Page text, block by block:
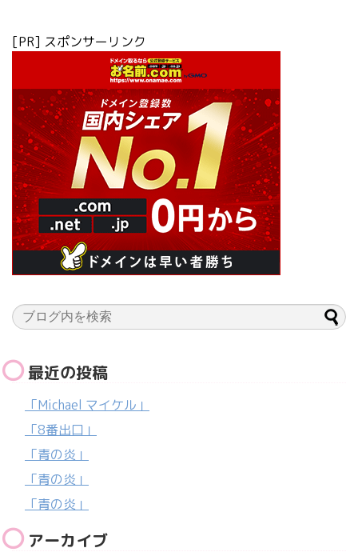
[PR] スポンサーリンク
最近の投稿
「Michael マイケル」
「8番出口」
「青の炎」
「青の炎」
「青の炎」
アーカイブ